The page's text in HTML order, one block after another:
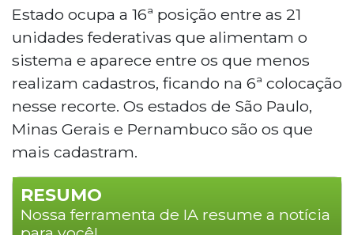
Estado ocupa a 16ª posição entre as 21
unidades federativas que alimentam o
sistema e aparece entre os que menos
realizam cadastros, ficando na 6ª colocação
nesse recorte. Os estados de São Paulo,
Minas Gerais e Pernambuco são os que
mais cadastram.
RESUMO
Nossa ferramenta de IA resume a notícia